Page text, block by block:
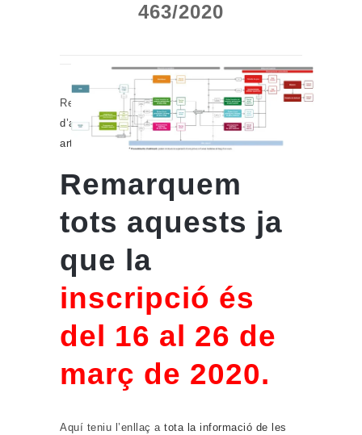
463/2020
Recordatori del calendari de diversesproves
d’accés a ensenyaments professionals,
artístics i esportius:
Remarquem
tots aquests ja
que la
inscripció és
del 16 al 26 de
març de 2020.
Aquí teniu l’enllaç a tota la informació de les